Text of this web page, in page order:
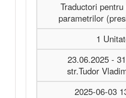
Traductori
parametrilor
1
23.06.2025 -
str.Tudor
2025-06-03